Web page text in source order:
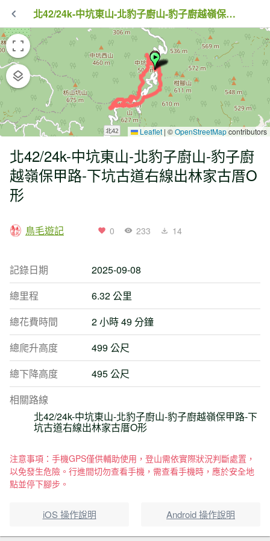
北42/24k-中坑東山-北豹子廚山-豹子廚越嶺保甲路-下坑古道右線出林家古厝O形
Leaflet | ©OpenStreetMapcontributors
北42/24k-中坑東山-北豹子廚山-豹子廚
越嶺保甲路-下坑古道右線出林家古厝O
形
鳥毛遊記 0 233 14
記錄日期
2025-09-08
總里程
6.32 公里
總花費時間
2 小時 49 分鐘
總爬升高度
499 公尺
總下降高度
495 公尺
相關路線
北42/24k-中坑東山-北豹子廚山-豹子廚越嶺保甲路-下
坑古道右線出林家古厝O形
注意事項：手機GPS僅供輔助使用，登山需依實際狀況判斷處置，
以免發生危險。行進間切勿查看手機，需查看手機時，應於安全地
點並停下腳步。
iOS 操作說明 Android 操作說明